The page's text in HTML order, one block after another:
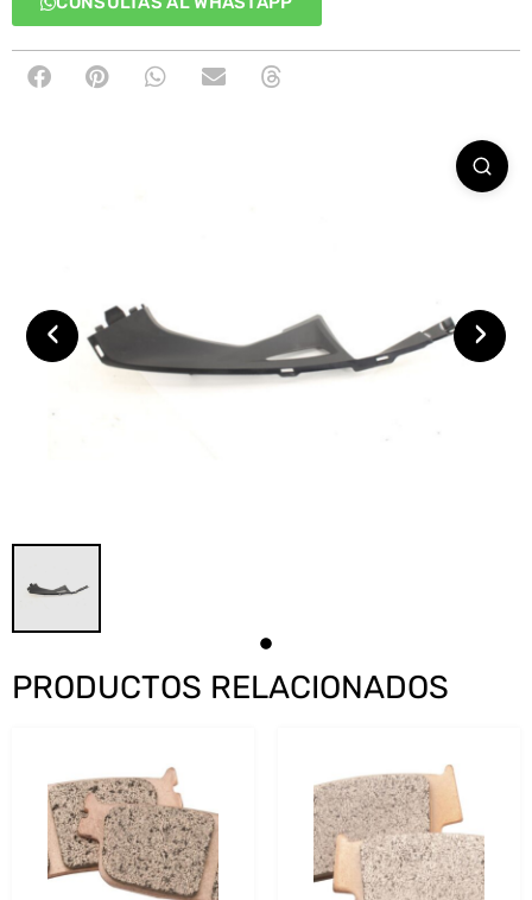
‹ ›
PRODUCTOS RELACIONADOS